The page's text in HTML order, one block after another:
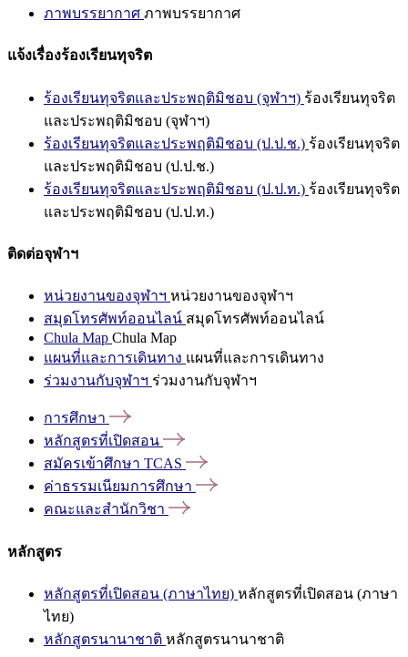
ภาพบรรยากาศ ภาพบรรยากาศ
แจ้งเรื่องร้องเรียนทุจริต
ร้องเรียนทุจริตและประพฤติมิชอบ (จุฬาฯ) ร้องเรียนทุจริต
และประพฤติมิชอบ (จุฬาฯ)
ร้องเรียนทุจริตและประพฤติมิชอบ (ป.ป.ช.) ร้องเรียนทุจริต
และประพฤติมิชอบ (ป.ป.ช.)
ร้องเรียนทุจริตและประพฤติมิชอบ (ป.ป.ท.) ร้องเรียนทุจริต
และประพฤติมิชอบ (ป.ป.ท.)
ติดต่อจุฬาฯ
หน่วยงานของจุฬาฯ หน่วยงานของจุฬาฯ
สมุดโทรศัพท์ออนไลน์ สมุดโทรศัพท์ออนไลน์
Chula Map Chula Map
แผนที่และการเดินทาง แผนที่และการเดินทาง
ร่วมงานกับจุฬาฯ ร่วมงานกับจุฬาฯ
การศึกษา
หลักสูตรที่เปิดสอน
สมัครเข้าศึกษา TCAS
ค่าธรรมเนียมการศึกษา
คณะและสำนักวิชา
หลักสูตร
หลักสูตรที่เปิดสอน (ภาษาไทย) หลักสูตรที่เปิดสอน (ภาษา
ไทย)
หลักสูตรนานาชาติ หลักสูตรนานาชาติ